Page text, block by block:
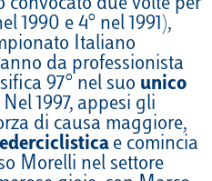
convocato due volte per
1990 e 4° nel 1991),
Italiano
da professionista
97° nel suo unico
Nel 1997, appesi gli
di causa maggiore,
e comincia
Morelli nel settore